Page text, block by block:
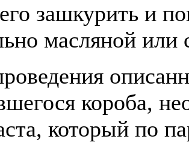
зашкурить и
масляной или
короба,
который по